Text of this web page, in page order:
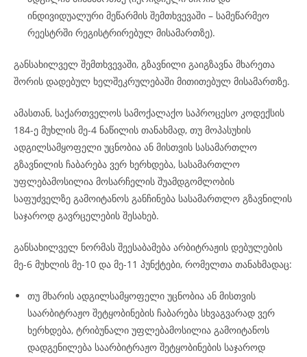
ინდივიდუალური მეწარმის შემთხვევაში – სამეწარმეო
რეესტრში რეგისტრირებულ მისამართზე).
განსახილველ შემთხვევაში, გზავნილი გაიგზავნა მხარეთა
შორის დადებულ ხელშეკრულებაში მითითებულ მისამართზე.
ამასთან, საქართველოს სამოქალაქო საპროცესო კოდექსის
184-ე მუხლის მე-4 ნაწილის თანახმად, თუ მოპასუხის
ადგილსამყოფელი უცნობია ან მისთვის სასამართლო
გზავნილის ჩაბარება ვერ ხერხდება, სასამართლო
უფლებამოსილია მოსარჩელის შუამდგომლობის
საფუძველზე გამოიტანოს განჩინება სასამართლო გზავნილის
საჯაროდ გავრცელების შესახებ.
განსახილველ ნორმას შეესაბამება არბიტრაჟის დებულების
მე-6 მუხლის მე-10 და მე-11 პუნქტები, რომელთა თანახმადაც:
თუ მხარის ადგილსამყოფელი უცნობია ან მისთვის
საარბიტრაჟო შეტყობინების ჩაბარება სხვაგვარად ვერ
ხერხდება, ტრიბუნალი უფლებამოსილია გამოიტანოს
დადგენილება საარბიტრაჟო შეტყობინების საჯაროდ